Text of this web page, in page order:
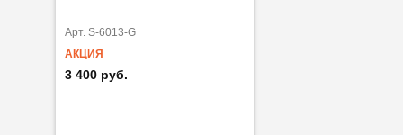
Арт. S-6013-G
АКЦИЯ
3 400 руб.